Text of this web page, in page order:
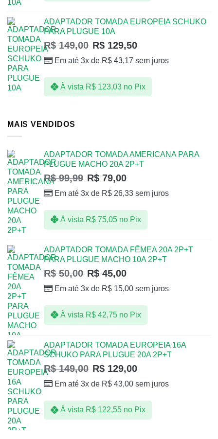
ADAPTADOR TOMADA EUROPEIA SCHUKO
PARA PLUGUE 10A
R$149,00 R$ 129,50
Em até 3x de R$ 43,17 sem juros
À vista R$123,03 no Pix
MAIS VENDIDOS
ADAPTADOR TOMADA AMERICANA PARA
PLUGUE MACHO 20A 2P+T
R$99,99 R$ 79,00
Em até 3x de R$ 26,33 sem juros
À vista R$75,05 no Pix
ADAPTADOR TOMADA FÊMEA 20A 2P+T
PARA PLUGUE MACHO 10A 2P+T
R$50,00 R$ 45,00
Em até 3x de R$ 15,00 sem juros
À vista R$42,75 no Pix
ADAPTADOR TOMADA EUROPEIA 16A
SCHUKO PARA PLUGUE 20A 2P+T
R$149,00 R$ 129,00
Em até 3x de R$ 43,00 sem juros
À vista R$122,55 no Pix